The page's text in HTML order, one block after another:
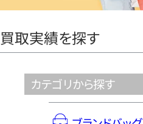
買取実績を探す
カテゴリから探す